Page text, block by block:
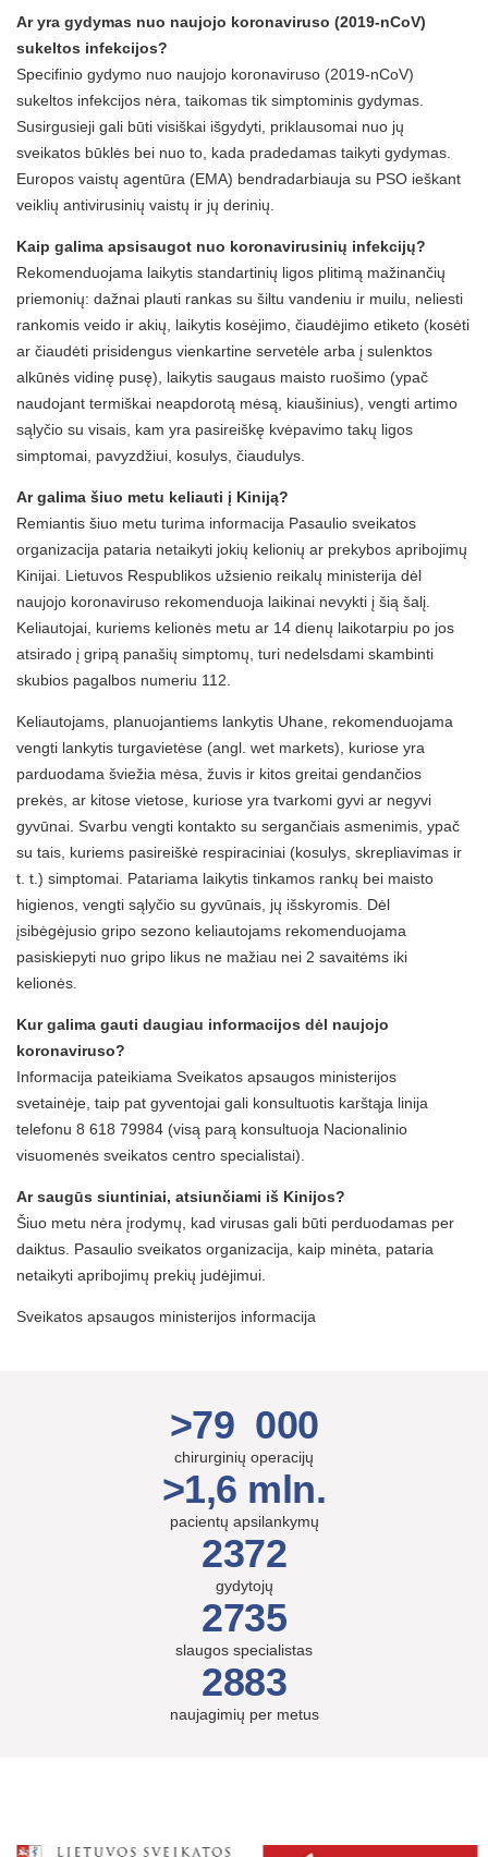
Ar yra gydymas nuo naujojo koronaviruso (2019-nCoV)
sukeltos infekcijos?
Specifinio gydymo nuo naujojo koronaviruso (2019-nCoV)
sukeltos infekcijos nėra, taikomas tik simptominis gydymas.
Susirgusieji gali būti visiškai išgydyti, priklausomai nuo jų
sveikatos būklės bei nuo to, kada pradedamas taikyti gydymas.
Europos vaistų agentūra (EMA) bendradarbiauja su PSO ieškant
veiklių antivirusinių vaistų ir jų derinių.
Kaip galima apsisaugot nuo koronavirusinių infekcijų?
Rekomenduojama laikytis standartinių ligos plitimą mažinančių
priemonių: dažnai plauti rankas su šiltu vandeniu ir muilu, neliesti
rankomis veido ir akių, laikytis kosėjimo, čiaudėjimo etiketo (kosėti
ar čiaudėti prisidengus vienkartine servetėle arba į sulenktos
alkūnės vidinę pusę), laikytis saugaus maisto ruošimo (ypač
naudojant termiškai neapdorotą mėsą, kiaušinius), vengti artimo
sąlyčio su visais, kam yra pasireiškę kvėpavimo takų ligos
simptomai, pavyzdžiui, kosulys, čiaudulys.
Ar galima šiuo metu keliauti į Kiniją?
Remiantis šiuo metu turima informacija Pasaulio sveikatos
organizacija pataria netaikyti jokių kelionių ar prekybos apribojimų
Kinijai. Lietuvos Respublikos užsienio reikalų ministerija dėl
naujojo koronaviruso rekomenduoja laikinai nevykti į šią šalį.
Keliautojai, kuriems kelionės metu ar 14 dienų laikotarpiu po jos
atsirado į gripą panašių simptomų, turi nedelsdami skambinti
skubios pagalbos numeriu 112.
Keliautojams, planuojantiems lankytis Uhane, rekomenduojama
vengti lankytis turgavietėse (angl. wet markets), kuriose yra
parduodama šviežia mėsa, žuvis ir kitos greitai gendančios
prekės, ar kitose vietose, kuriose yra tvarkomi gyvi ar negyvi
gyvūnai. Svarbu vengti kontakto su sergančiais asmenimis, ypač
su tais, kuriems pasireiškė respiraciniai (kosulys, skrepliavimas ir
t. t.) simptomai. Patariama laikytis tinkamos rankų bei maisto
higienos, vengti sąlyčio su gyvūnais, jų išskyromis. Dėl
įsibėgėjusio gripo sezono keliautojams rekomenduojama
pasiskiepyti nuo gripo likus ne mažiau nei 2 savaitėms iki
kelionės.
Kur galima gauti daugiau informacijos dėl naujojo
koronaviruso?
Informacija pateikiama Sveikatos apsaugos ministerijos
svetainėje, taip pat gyventojai gali konsultuotis karštąja linija
telefonu 8 618 79984 (visą parą konsultuoja Nacionalinio
visuomenės sveikatos centro specialistai).
Ar saugūs siuntiniai, atsiunčiami iš Kinijos?
Šiuo metu nėra įrodymų, kad virusas gali būti perduodamas per
daiktus. Pasaulio sveikatos organizacija, kaip minėta, pataria
netaikyti apribojimų prekių judėjimui.
Sveikatos apsaugos ministerijos informacija
>79 000
chirurginių operacijų
>1,6 mln.
pacientų apsilankymų
2372
gydytojų
2735
slaugos specialistas
2883
naujagimių per metus